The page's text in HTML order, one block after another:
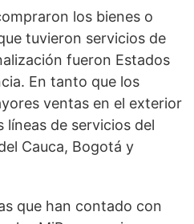
los bienes o
tuvieron servicios de
fueron Estados
En tanto que los
ventas en el exterior
líneas de servicios del
Cauca, Bogotá y
que han contado con